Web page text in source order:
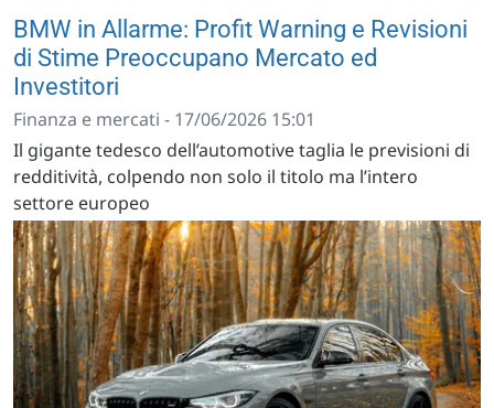
BMW in Allarme: Profit Warning e Revisioni
di Stime Preoccupano Mercato ed
Investitori
Finanza e mercati - 17/06/2026 15:01
Il gigante tedesco dell’automotive taglia le previsioni di
redditività, colpendo non solo il titolo ma l’intero
settore europeo